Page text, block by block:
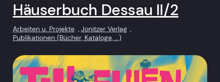
Häuserbuch Dessau II/2
Arbeiten u. Projekte , Jonitzer Verlag ,
Publikationen (Bücher, Kataloge, …)